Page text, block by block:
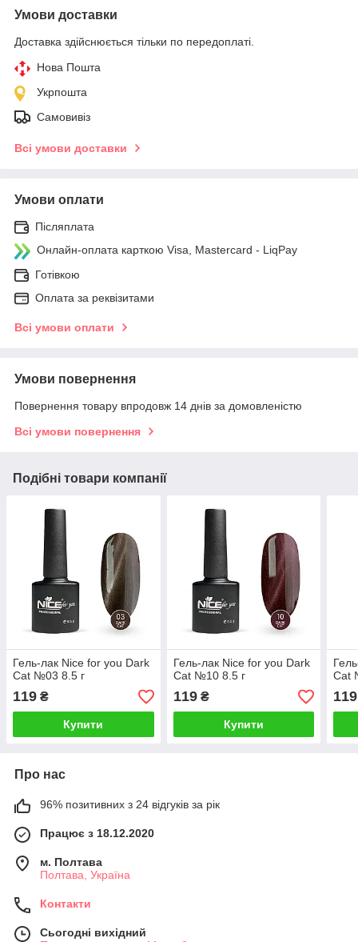
Умови доставки
Доставка здійснюється тільки по передоплаті.
Нова Пошта
Укрпошта
Самовивіз
Всі умови доставки
Умови оплати
Післяплата
Онлайн-оплата карткою Visa, Mastercard - LiqPay
Готівкою
Оплата за реквізитами
Всі умови оплати
Умови повернення
Повернення товару впродовж 14 днів за домовленістю
Всі умови повернення
Подібні товари компанії
Гель-лак Nice for you Dark
Cat №03 8.5 г
119 ₴
Купити
Гель-лак Nice for you Dark
Cat №10 8.5 г
119₴
Купити
Cat
119
Про нас
96% позитивних з 24 відгуків за рік
Працює з 18.12.2020
м. Полтава
Полтава, Україна
Контакти
Сьогодні вихідний